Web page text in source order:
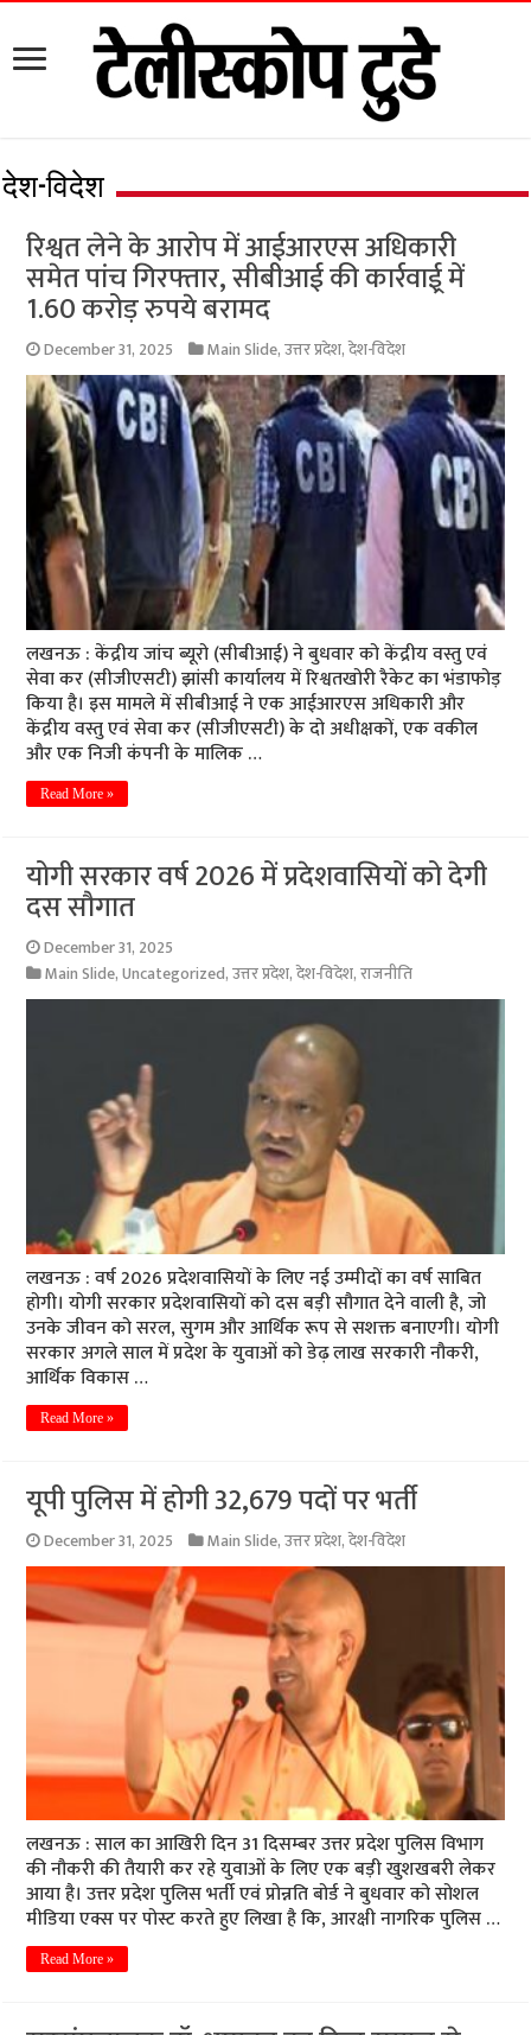
देश-विदेश
रिश्वत लेने के आरोप में आईआरएस अधिकारी
समेत पांच गिरफ्तार, सीबीआई की कार्रवाई्र में
1.60 करोड़ रुपये बरामद
December 31, 2025 Main Slide,उत्तर प्रदेश,देश-विदेश
लखनऊ : केंद्रीय जांच ब्यूरो (सीबीआई) ने बुधवार को केंद्रीय वस्तु एवं
सेवा कर (सीजीएसटी) झांसी कार्यालय में रिश्वतखोरी रैकेट का भंडाफोड़
किया है। इस मामले में सीबीआई ने एक आईआरएस अधिकारी और
केंद्रीय वस्तु एवं सेवा कर (सीजीएसटी) के दो अधीक्षकों, एक वकील
और एक निजी कंपनी के मालिक …
Read More »
योगी सरकार वर्ष 2026 में प्रदेशवासियों को देगी
दस सौगात
December 31, 2025
Main Slide,Uncategorized,उत्तर प्रदेश,देश-विदेश,राजनीति
लखनऊ : वर्ष 2026 प्रदेशवासियों के लिए नई उम्मीदों का वर्ष साबित
होगी। योगी सरकार प्रदेशवासियों को दस बड़ी सौगात देने वाली है, जो
उनके जीवन को सरल, सुगम और आर्थिक रूप से सशक्त बनाएगी। योगी
सरकार अगले साल में प्रदेश के युवाओं को डेढ़ लाख सरकारी नौकरी,
आर्थिक विकास …
Read More »
यूपी पुलिस में होगी 32,679 पदों पर भर्ती
December 31, 2025 Main Slide,उत्तर प्रदेश,देश-विदेश
लखनऊ : साल का आखिरी दिन 31 दिसम्बर उत्तर प्रदेश पुलिस विभाग
की नौकरी की तैयारी कर रहे युवाओं के लिए एक बड़ी खुशखबरी लेकर
आया है। उत्तर प्रदेश पुलिस भर्ती एवं प्रोन्नति बोर्ड ने बुधवार को सोशल
मीडिया एक्स पर पोस्ट करते हुए लिखा है कि, आरक्षी नागरिक पुलिस …
Read More »